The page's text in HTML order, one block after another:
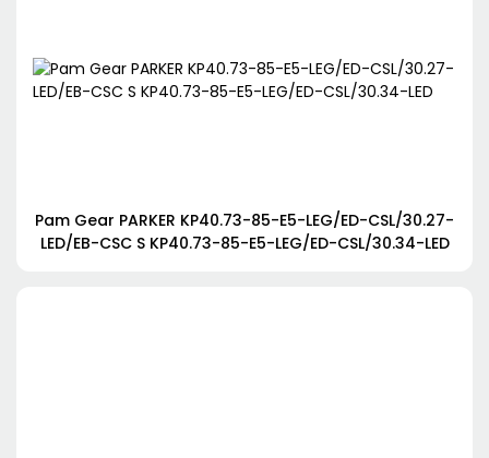
Pam Gear PARKER KP40.73-85-E5-LEG/ED-CSL/30.27-
LED/EB-CSC S KP40.73-85-E5-LEG/ED-CSL/30.34-LED